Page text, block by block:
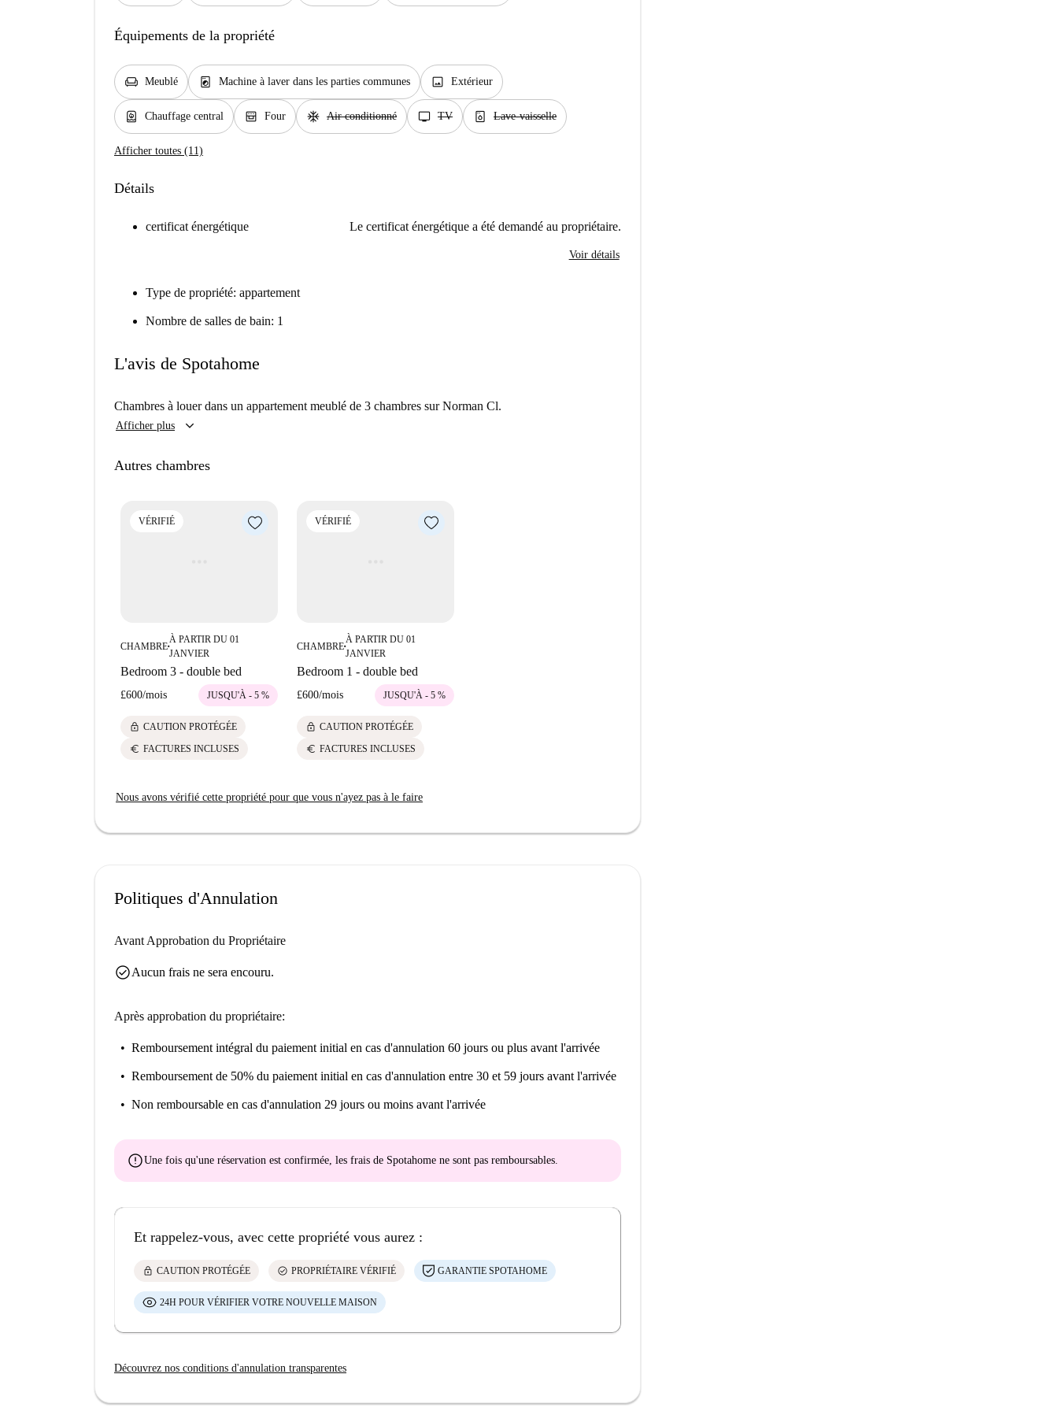
Équipements de la propriété
chair Meublé local_laundry_service Machine à laver dans les parties communes image Extérieur
water_heater Chauffage central oven_gen Four ac_unit Air conditionné tv TV dishwasher_gen Lave-vaisselle
Afficher toutes (11)
Détails
certificat énergétique Le certificat énergétique a été demandé au propriétaire.
Voir détails
Type de propriété: appartement
Nombre de salles de bain: 1
L'avis de Spotahome
Chambres à louer dans un appartement meublé de 3 chambres sur Norman Cl.
Afficher plus keyboard_arrow_down
Autres chambres
VÉRIFIÉ
CHAMBRE■
À PARTIR DU 01
JANVIER
Bedroom 3 - double bed
£600/mois JUSQU'À - 5 %
lock CAUTION PROTÉGÉE
euro FACTURES INCLUSES
VÉRIFIÉ
CHAMBRE■
À PARTIR DU 01
JANVIER
Bedroom 1 - double bed
£600/mois JUSQU'À - 5 %
lock CAUTION PROTÉGÉE
euro FACTURES INCLUSES
Nous avons vérifié cette propriété pour que vous n'ayez pas à le faire
Politiques d'Annulation
Avant Approbation du Propriétaire
check_circleAucun frais ne sera encouru.
Après approbation du propriétaire:
Remboursement intégral du paiement initial en cas d'annulation 60 jours ou plus avant l'arrivée
Remboursement de 50% du paiement initial en cas d'annulation entre 30 et 59 jours avant l'arrivée
Non remboursable en cas d'annulation 29 jours ou moins avant l'arrivée
errorUne fois qu'une réservation est confirmée, les frais de Spotahome ne sont pas remboursables
Et rappelez-vous, avec cette propriété vous aurez :
lock CAUTION PROTÉGÉE check_circle PROPRIÉTAIRE VÉRIFIÉ GARANTIE SPOTAHOME
24H POUR VÉRIFIER VOTRE NOUVELLE MAISON
Découvrez nos conditions d'annulation transparentes